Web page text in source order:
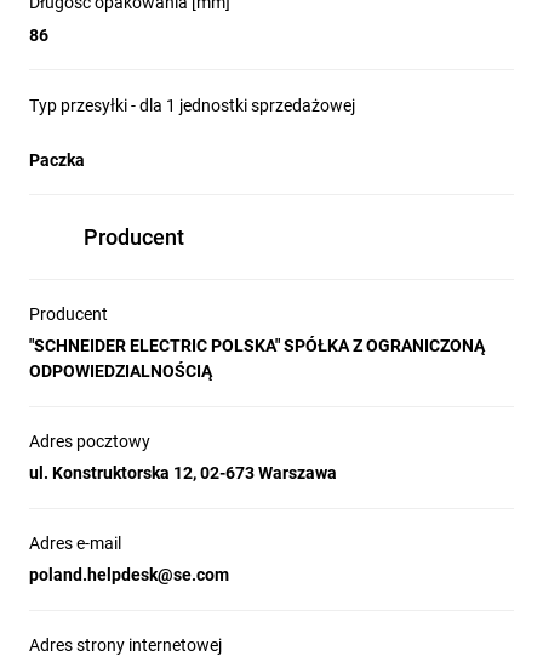
86
Typ przesyłki - dla 1 jednostki sprzedażowej
Paczka
Producent
Producent
"SCHNEIDER ELECTRIC POLSKA" SPÓŁKA Z OGRANICZONĄ
ODPOWIEDZIALNOŚCIĄ
Adres pocztowy
ul. Konstruktorska 12, 02-673 Warszawa
Adres e-mail
poland.helpdesk@se.com
Adres strony internetowej